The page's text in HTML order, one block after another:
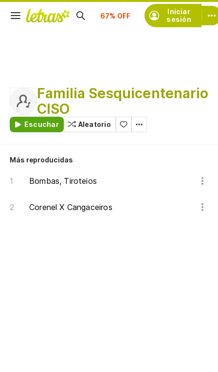
Iniciar
sesión
Suscríbete
Familia Sesquicentenario
CISO
Escuchar Aleatorio
Más reproducidas
Bombas, Tiroteios
Corenel X Cangaceiros